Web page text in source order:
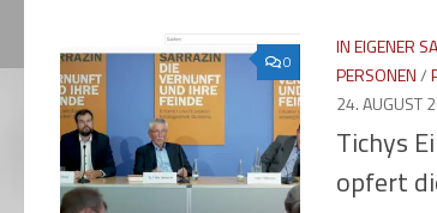
0
IN EIGENER
PERSONEN/
24. AUGUST
Tichys
opfert